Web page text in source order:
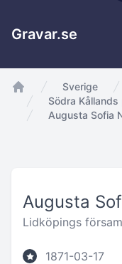
Gravar.se
app.Start
Sverige
Södra
Augusta Sofia
Augusta
Lidköpings
1871-03-17